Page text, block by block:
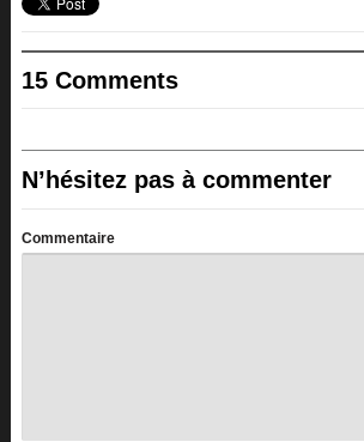
15 Comments
N’hésitez pas à commenter
Commentaire